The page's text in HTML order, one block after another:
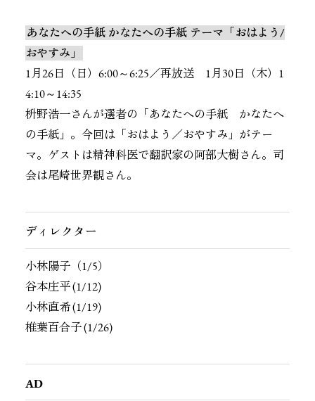
あなたへの手紙 かなたへの手紙 テーマ「おはよう/
おやすみ」
1月26日（日）6:00～6:25／再放送 1月30日（木）1
4:10～14:35
枡野浩一さんが選者の「あなたへの手紙 かなたへ
の手紙」。今回は「おはよう／おやすみ」がテー
マ。ゲストは精神科医で翻訳家の阿部大樹さん。司
会は尾崎世界観さん。
ディレクター
小林陽子（1/5）
谷本庄平(1/12)
小林直希(1/19)
椎葉百合子(1/26)
AD